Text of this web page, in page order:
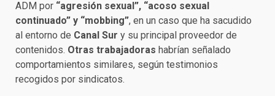
ADM por “agresión sexual”, “acoso sexual
continuado” y “mobbing”, en un caso que ha sacudido
al entorno de Canal Sur y su principal proveedor de
contenidos. Otras trabajadoras habrían señalado
comportamientos similares, según testimonios
recogidos por sindicatos.